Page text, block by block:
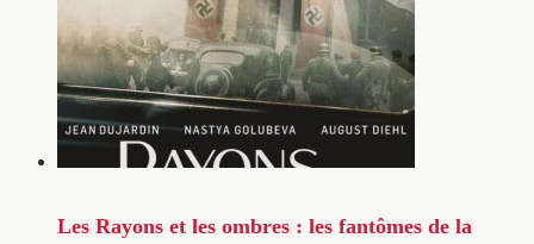
Les Rayons et les ombres : les fantômes de la